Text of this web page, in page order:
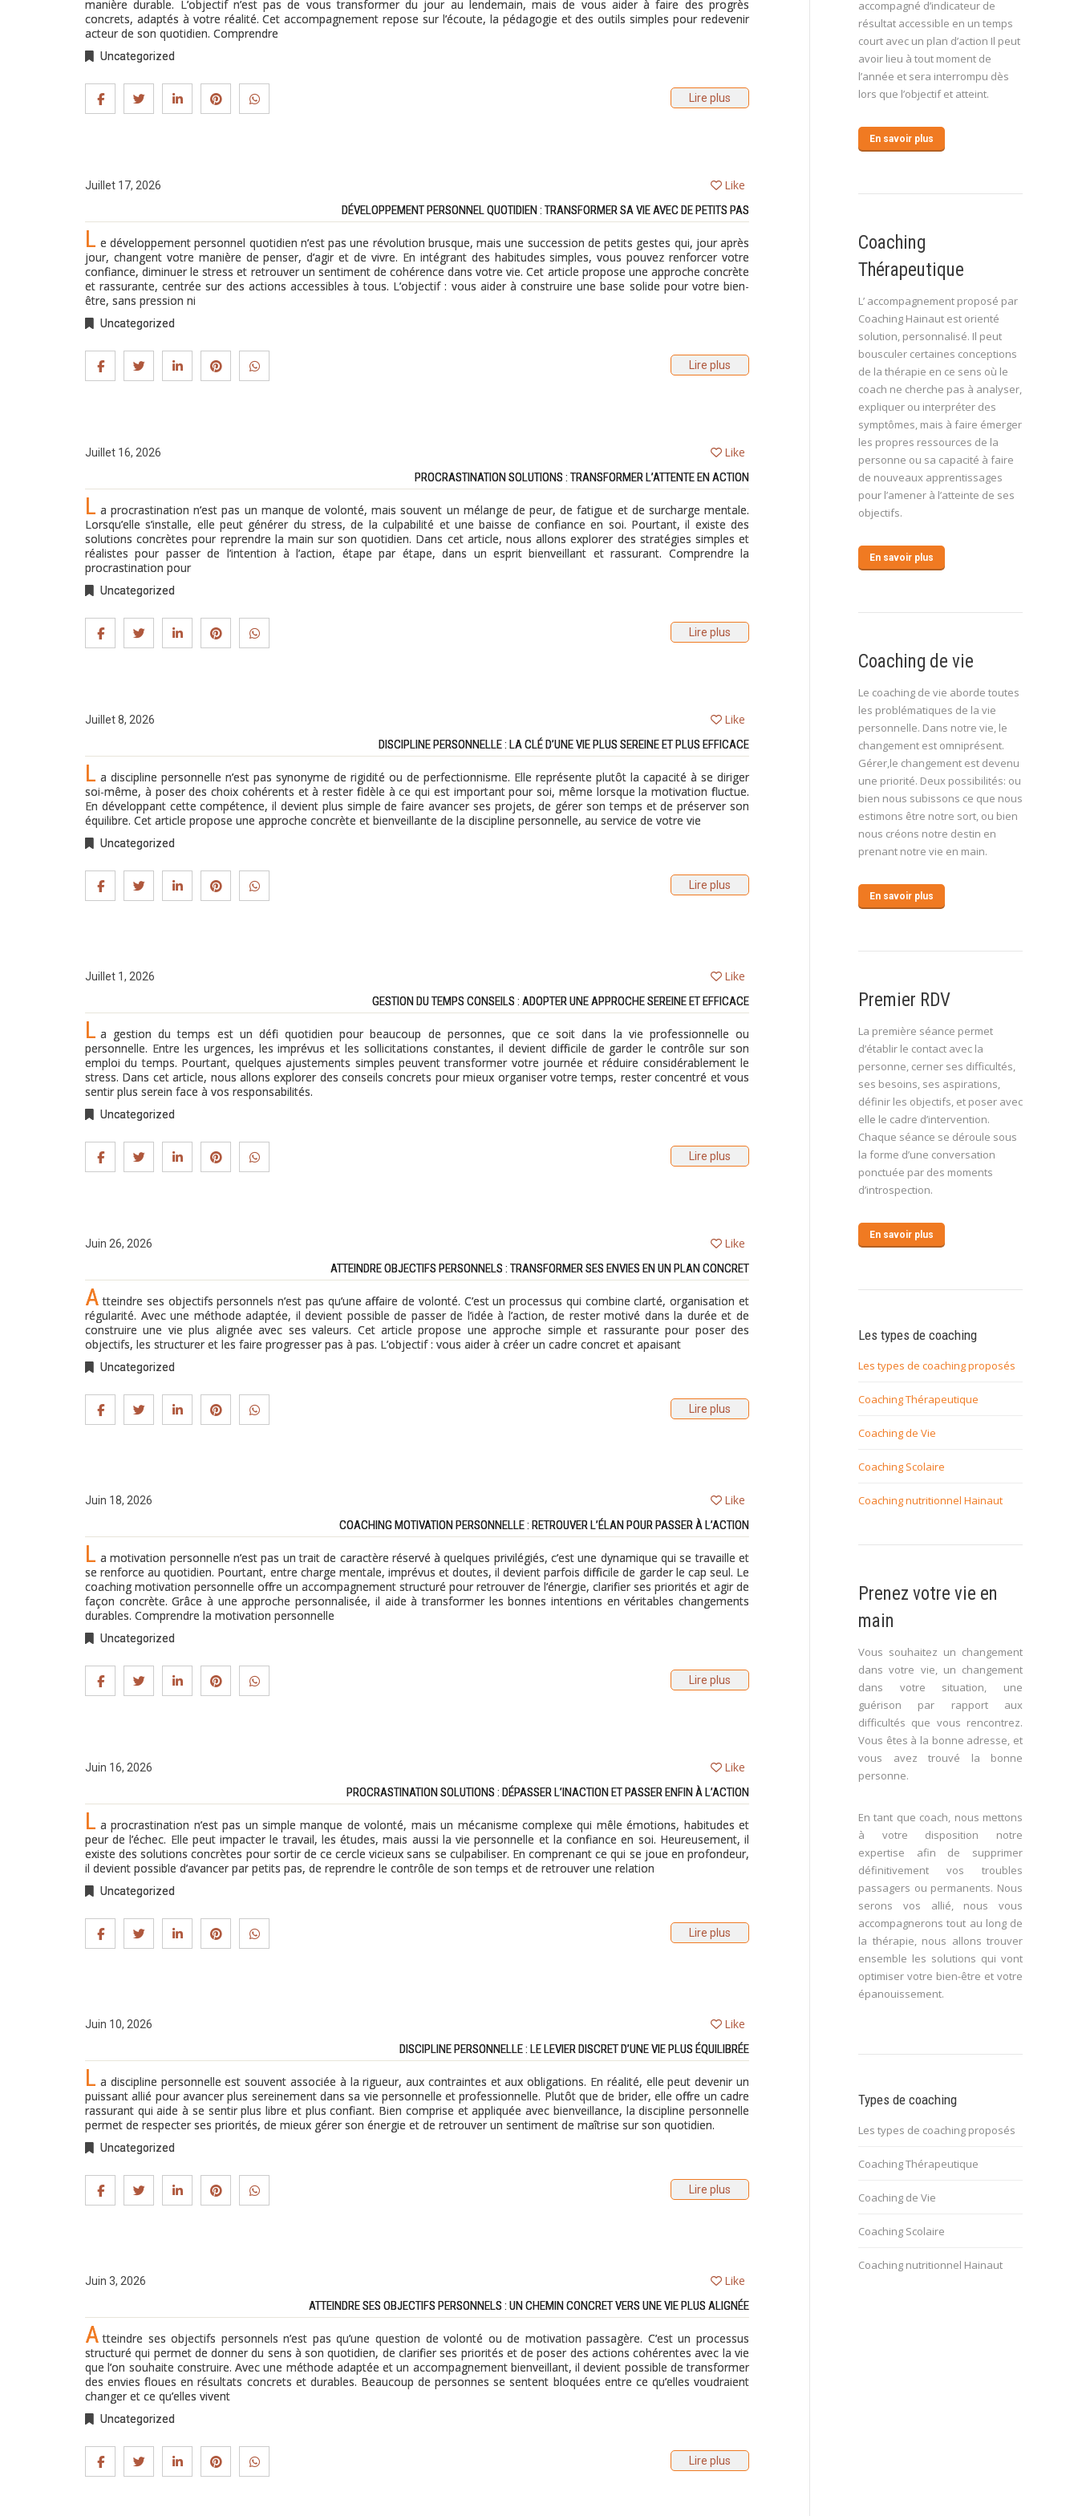
manière durable. L’objectif n’est pas de vous transformer du jour au lendemain, mais de vous aider à faire des progrès
concrets, adaptés à votre réalité. Cet accompagnement repose sur l’écoute, la pédagogie et des outils simples pour redevenir
acteur de son quotidien. Comprendre
Uncategorized
Lire plus
Juillet 17, 2026 Like
DÉVELOPPEMENT PERSONNEL QUOTIDIEN : TRANSFORMER SA VIE AVEC DE PETITS PAS
L e développement personnel quotidien n’est pas une révolution brusque, mais une succession de petits gestes qui, jour après
jour, changent votre manière de penser, d’agir et de vivre. En intégrant des habitudes simples, vous pouvez renforcer votre
confiance, diminuer le stress et retrouver un sentiment de cohérence dans votre vie. Cet article propose une approche concrète
et rassurante, centrée sur des actions accessibles à tous. L’objectif : vous aider à construire une base solide pour votre bien-
être, sans pression ni
Uncategorized
Lire plus
Juillet 16, 2026 Like
PROCRASTINATION SOLUTIONS : TRANSFORMER L’ATTENTE EN ACTION
L a procrastination n’est pas un manque de volonté, mais souvent un mélange de peur, de fatigue et de surcharge mentale.
Lorsqu’elle s’installe, elle peut générer du stress, de la culpabilité et une baisse de confiance en soi. Pourtant, il existe des
solutions concrètes pour reprendre la main sur son quotidien. Dans cet article, nous allons explorer des stratégies simples et
réalistes pour passer de l’intention à l’action, étape par étape, dans un esprit bienveillant et rassurant. Comprendre la
procrastination pour
Uncategorized
Lire plus
Juillet 8, 2026 Like
DISCIPLINE PERSONNELLE : LA CLÉ D’UNE VIE PLUS SEREINE ET PLUS EFFICACE
L a discipline personnelle n’est pas synonyme de rigidité ou de perfectionnisme. Elle représente plutôt la capacité à se diriger
soi-même, à poser des choix cohérents et à rester fidèle à ce qui est important pour soi, même lorsque la motivation fluctue.
En développant cette compétence, il devient plus simple de faire avancer ses projets, de gérer son temps et de préserver son
équilibre. Cet article propose une approche concrète et bienveillante de la discipline personnelle, au service de votre vie
Uncategorized
Lire plus
Juillet 1, 2026 Like
GESTION DU TEMPS CONSEILS : ADOPTER UNE APPROCHE SEREINE ET EFFICACE
L a gestion du temps est un défi quotidien pour beaucoup de personnes, que ce soit dans la vie professionnelle ou
personnelle. Entre les urgences, les imprévus et les sollicitations constantes, il devient difficile de garder le contrôle sur son
emploi du temps. Pourtant, quelques ajustements simples peuvent transformer votre journée et réduire considérablement le
stress. Dans cet article, nous allons explorer des conseils concrets pour mieux organiser votre temps, rester concentré et vous
sentir plus serein face à vos responsabilités.
Uncategorized
Lire plus
Juin 26, 2026 Like
ATTEINDRE OBJECTIFS PERSONNELS : TRANSFORMER SES ENVIES EN UN PLAN CONCRET
A tteindre ses objectifs personnels n’est pas qu’une affaire de volonté. C’est un processus qui combine clarté, organisation et
régularité. Avec une méthode adaptée, il devient possible de passer de l’idée à l’action, de rester motivé dans la durée et de
construire une vie plus alignée avec ses valeurs. Cet article propose une approche simple et rassurante pour poser des
objectifs, les structurer et les faire progresser pas à pas. L’objectif : vous aider à créer un cadre concret et apaisant
Uncategorized
Lire plus
Juin 18, 2026 Like
COACHING MOTIVATION PERSONNELLE : RETROUVER L’ÉLAN POUR PASSER À L’ACTION
L a motivation personnelle n’est pas un trait de caractère réservé à quelques privilégiés, c’est une dynamique qui se travaille et
se renforce au quotidien. Pourtant, entre charge mentale, imprévus et doutes, il devient parfois difficile de garder le cap seul. Le
coaching motivation personnelle offre un accompagnement structuré pour retrouver de l’énergie, clarifier ses priorités et agir de
façon concrète. Grâce à une approche personnalisée, il aide à transformer les bonnes intentions en véritables changements
durables. Comprendre la motivation personnelle
Uncategorized
Lire plus
Juin 16, 2026 Like
PROCRASTINATION SOLUTIONS : DÉPASSER L’INACTION ET PASSER ENFIN À L’ACTION
L a procrastination n’est pas un simple manque de volonté, mais un mécanisme complexe qui mêle émotions, habitudes et
peur de l’échec. Elle peut impacter le travail, les études, mais aussi la vie personnelle et la confiance en soi. Heureusement, il
existe des solutions concrètes pour sortir de ce cercle vicieux sans se culpabiliser. En comprenant ce qui se joue en profondeur,
il devient possible d’avancer par petits pas, de reprendre le contrôle de son temps et de retrouver une relation
Uncategorized
Lire plus
Juin 10, 2026 Like
DISCIPLINE PERSONNELLE : LE LEVIER DISCRET D’UNE VIE PLUS ÉQUILIBRÉE
L a discipline personnelle est souvent associée à la rigueur, aux contraintes et aux obligations. En réalité, elle peut devenir un
puissant allié pour avancer plus sereinement dans sa vie personnelle et professionnelle. Plutôt que de brider, elle offre un cadre
rassurant qui aide à se sentir plus libre et plus confiant. Bien comprise et appliquée avec bienveillance, la discipline personnelle
permet de respecter ses priorités, de mieux gérer son énergie et de retrouver un sentiment de maîtrise sur son quotidien.
Uncategorized
Lire plus
Juin 3, 2026 Like
ATTEINDRE SES OBJECTIFS PERSONNELS : UN CHEMIN CONCRET VERS UNE VIE PLUS ALIGNÉE
A tteindre ses objectifs personnels n’est pas qu’une question de volonté ou de motivation passagère. C’est un processus
structuré qui permet de donner du sens à son quotidien, de clarifier ses priorités et de poser des actions cohérentes avec la vie
que l’on souhaite construire. Avec une méthode adaptée et un accompagnement bienveillant, il devient possible de transformer
des envies floues en résultats concrets et durables. Beaucoup de personnes se sentent bloquées entre ce qu’elles voudraient
changer et ce qu’elles vivent
Uncategorized
Lire plus
accompagné d’indicateur de
résultat accessible en un temps
court avec un plan d’action Il peut
avoir lieu à tout moment de
l’année et sera interrompu dès
lors que l’objectif et atteint.
En savoir plus
Coaching
Thérapeutique
L’ accompagnement proposé par
Coaching Hainaut est orienté
solution, personnalisé. Il peut
bousculer certaines conceptions
de la thérapie en ce sens où le
coach ne cherche pas à analyser,
expliquer ou interpréter des
symptômes, mais à faire émerger
les propres ressources de la
personne ou sa capacité à faire
de nouveaux apprentissages
pour l’amener à l’atteinte de ses
objectifs.
En savoir plus
Coaching de vie
Le coaching de vie aborde toutes
les problématiques de la vie
personnelle. Dans notre vie, le
changement est omniprésent.
Gérer,le changement est devenu
une priorité. Deux possibilités: ou
bien nous subissons ce que nous
estimons être notre sort, ou bien
nous créons notre destin en
prenant notre vie en main.
En savoir plus
Premier RDV
La première séance permet
d’établir le contact avec la
personne, cerner ses difficultés,
ses besoins, ses aspirations,
définir les objectifs, et poser avec
elle le cadre d’intervention.
Chaque séance se déroule sous
la forme d’une conversation
ponctuée par des moments
d’introspection.
En savoir plus
Les types de coaching
Les types de coaching proposés
Coaching Thérapeutique
Coaching de Vie
Coaching Scolaire
Coaching nutritionnel Hainaut
Prenez votre vie en
main
Vous souhaitez un changement
dans votre vie, un changement
dans votre situation, une
guérison par rapport aux
difficultés que vous rencontrez.
Vous êtes à la bonne adresse, et
vous avez trouvé la bonne
personne.
En tant que coach, nous mettons
à votre disposition notre
expertise afin de supprimer
définitivement vos troubles
passagers ou permanents. Nous
serons vos allié, nous vous
accompagnerons tout au long de
la thérapie, nous allons trouver
ensemble les solutions qui vont
optimiser votre bien-être et votre
épanouissement.
Types de coaching
Les types de coaching proposés
Coaching Thérapeutique
Coaching de Vie
Coaching Scolaire
Coaching nutritionnel Hainaut